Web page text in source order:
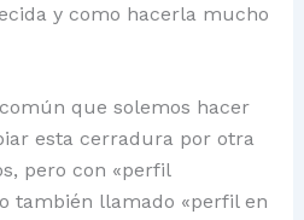
y como hacerla mucho
que solemos hacer
esta cerradura por otra
pero con «perfil
también llamado «perfil en